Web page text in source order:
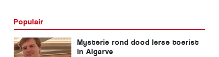
Populair
Mysterie rond dood Ierse toerist
in Algarve